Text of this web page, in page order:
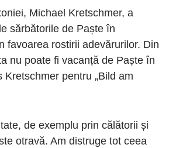
Michael Kretschmer, a
sărbătorile de Paște în
favoarea rostirii adevărurilor. Din
nu poate fi vacanță de Paște în
Kretschmer pentru „Bild am
de exemplu prin călătorii și
otravă. Am distruge tot ceea